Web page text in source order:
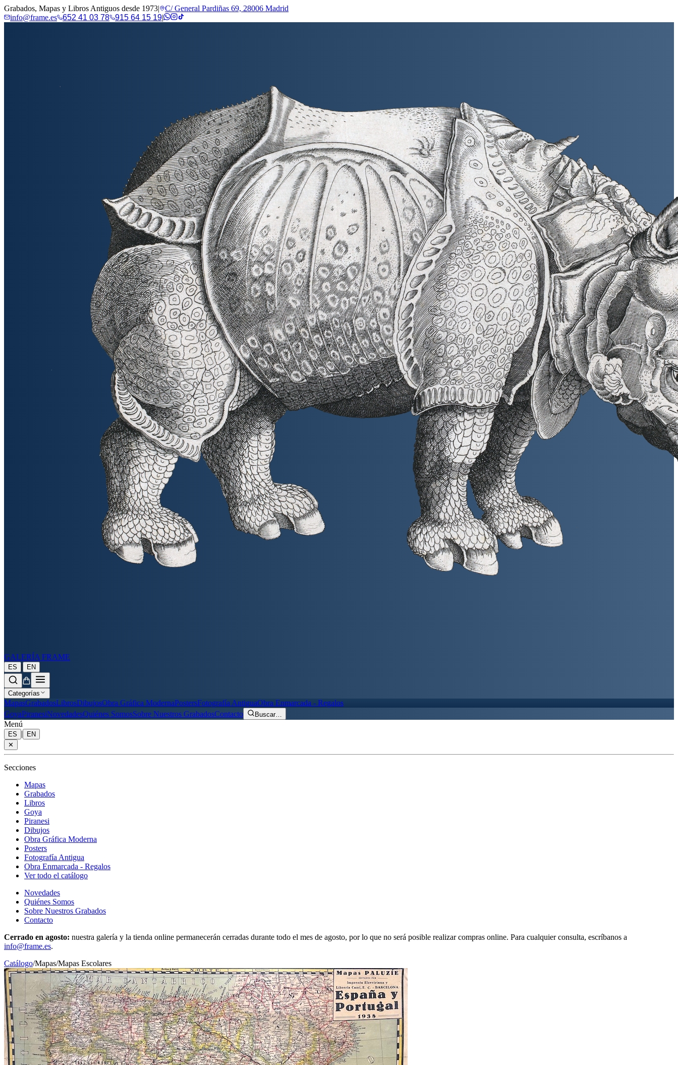
Grabados, Mapas y Libros Antiguos desde 1973|
C/ General Pardiñas 69, 28006 Madrid
info@frame.es
652 41 03 78 915 64 15 19|
GALERÍA FRAME
ES | EN
Categorías
MapasGrabadosLibrosDibujosObra Gráfica ModernaPostersFotografía AntiguaObra Enmarcada - Regalos
GoyaPiranesiNovedadesQuiénes SomosSobre Nuestros GrabadosContacto Buscar…
Menú
ES |
EN
✕
Secciones
Mapas
Grabados
Libros
Goya
Piranesi
Dibujos
Obra Gráfica Moderna
Posters
Fotografía Antigua
Obra Enmarcada - Regalos
Ver todo el catálogo
Novedades
Quiénes Somos
Sobre Nuestros Grabados
Contacto
Cerrado en agosto: nuestra galería y la tienda online permanecerán cerradas durante todo el mes de agosto, por lo que no será posible realizar compras online. Para cualquier consulta, escríbanos a
info@frame.es.
Catálogo/Mapas/Mapas Escolares